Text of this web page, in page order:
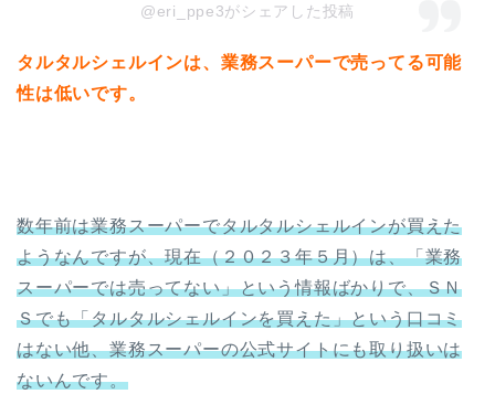
@eri_ppe3がシェアした投稿
タルタルシェルインは、業務スーパーで売ってる可能
性は低いです。
数年前は業務スーパーでタルタルシェルインが買えた
ようなんですが、現在（２０２３年５月）は、「業務
スーパーでは売ってない」という情報ばかりで、ＳＮ
Ｓでも「タルタルシェルインを買えた」という口コミ
はない他、業務スーパーの公式サイトにも取り扱いは
ないんです。